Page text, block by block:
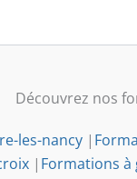
Découvrez nos
les-nancy |
| Formations à